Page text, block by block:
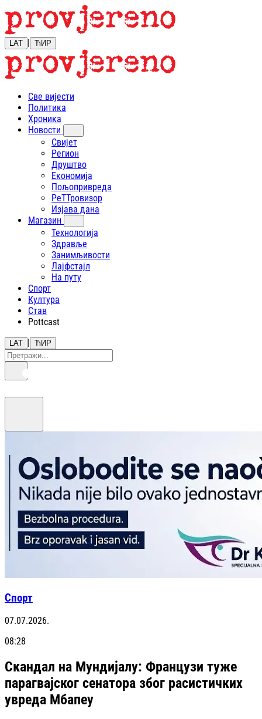
LAT | ЋИР
Све вијести
Политика
Хроника
Новости
Свијет
Регион
Друштво
Економија
Пољопривреда
РеТТровизор
Изјава дана
Магазин
Технологија
Здравље
Занимљивости
Лајфстajл
На путу
Спорт
Култура
Став
Pottcast
LAT | ЋИР
Спорт
07.07.2026.
08:28
Скандал на Мундијалу: Французи туже
парагвајског сенатора због расистичких
увреда Мбапеу